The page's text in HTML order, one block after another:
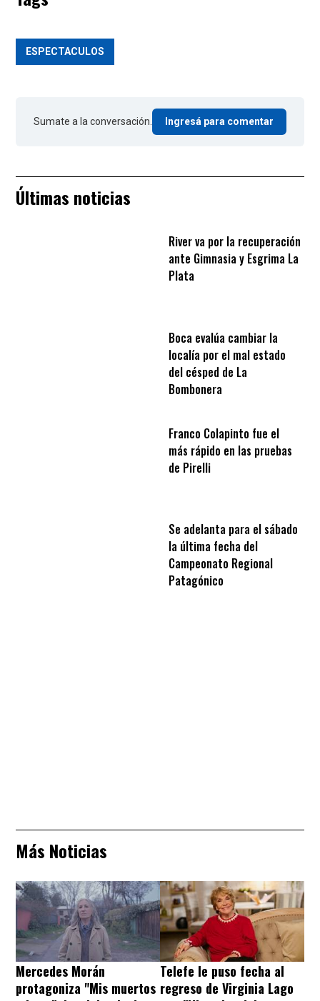
ESPECTACULOS
Sumate a la conversación. Ingresá para comentar
Últimas noticias
River va por la recuperación
ante Gimnasia y Esgrima La
Plata
Boca evalúa cambiar la
localía por el mal estado
del césped de La
Bombonera
Franco Colapinto fue el
más rápido en las pruebas
de Pirelli
Se adelanta para el sábado
la última fecha del
Campeonato Regional
Patagónico
Más Noticias
Mercedes Morán
protagoniza "Mis muertos
Telefe le puso fecha al
regreso de Virginia Lago